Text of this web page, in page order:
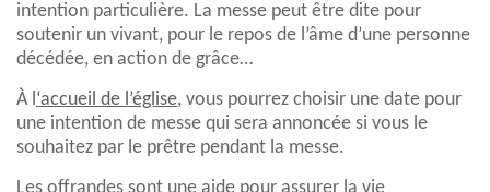
intention particulière. La messe peut être dite pour
soutenir un vivant, pour le repos de l’âme d’une personne
décédée, en action de grâce…
À l‘accueil de l’église, vous pourrez choisir une date pour
une intention de messe qui sera annoncée si vous le
souhaitez par le prêtre pendant la messe.